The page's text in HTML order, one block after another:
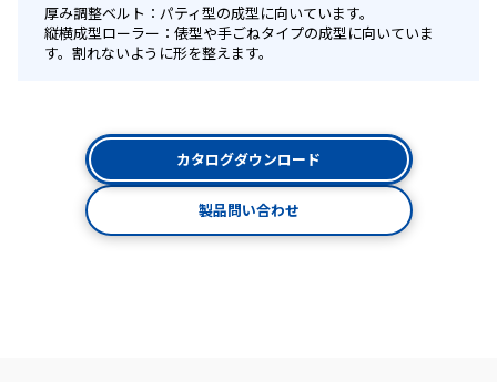
厚み調整ベルト：パティ型の成型に向いています。
縦横成型ローラー：俵型や手ごねタイプの成型に向いていま
す。割れないように形を整えます。
カタログダウンロード
製品問い合わせ